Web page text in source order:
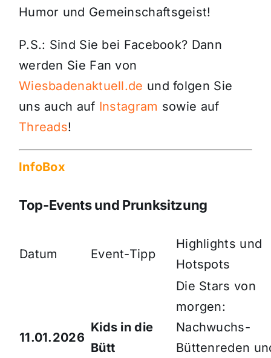
Humor und Gemeinschaftsgeist!
P.S.: Sind Sie bei Facebook? Dann
werden Sie Fan von
Wiesbadenaktuell.de und folgen Sie
uns auch auf Instagram sowie auf
Threads!
InfoBox
Top-Events und Prunksitzung
Datum Event-Tipp
Highlights und
Hotspots
11.01.2026
Kids in die
Bütt
Die Stars von
morgen:
Nachwuchs-
Büttenreden